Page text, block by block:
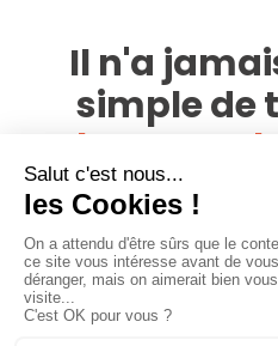
Il n'a
simple de
Avec un réseau de plus
PhotoPresta est présent
comparez parmi toutes les